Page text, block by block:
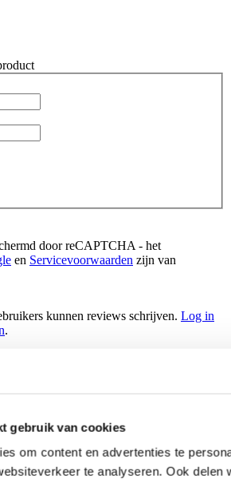
gebruik van cookies
om content en advertenties te
te analyseren. Ook
door reCAPTCHA - het
en Servicevoorwaarden zijn van
kunnen reviews schrijven. Log in
.
(EG2)
1998 1.6 VTI (EK4)
1998 1.6 Type R (JDM) (EK9)
2000 1.6 VTI (EK4)
2000 1.6 Type R (JDM) (EK9)
1997-2001 1.8 VTI (MB6)
1998 1.6 VTI (EK4)
2000 1.6 VTI (EK4)